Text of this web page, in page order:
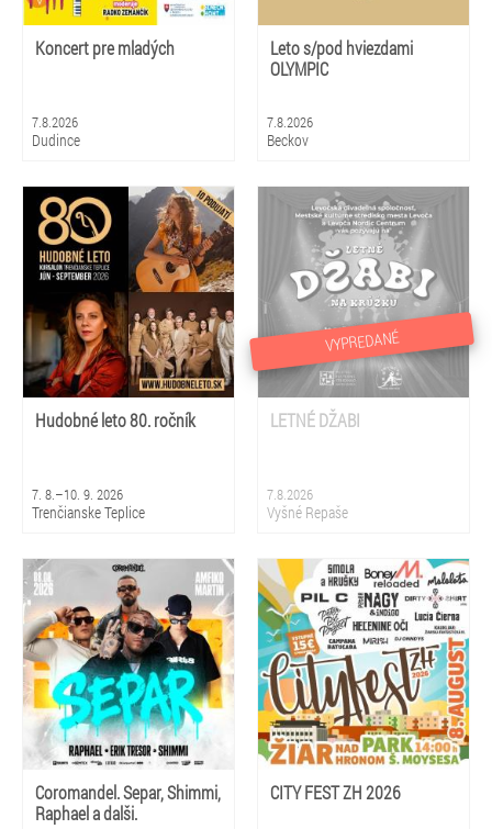
Koncert pre mladých
7.8.2026
Dudince
Leto s/pod hviezdami
OLYMPIC
7.8.2026
Beckov
Hudobné leto 80. ročník
7. 8.–10. 9. 2026
Trenčianske Teplice
VYPREDANÉ
LETNÉ DŽABI
7.8.2026
Vyšné Repaše
Coromandel. Separ, Shimmi,
Raphael a dalši.
CITY FEST ZH 2026